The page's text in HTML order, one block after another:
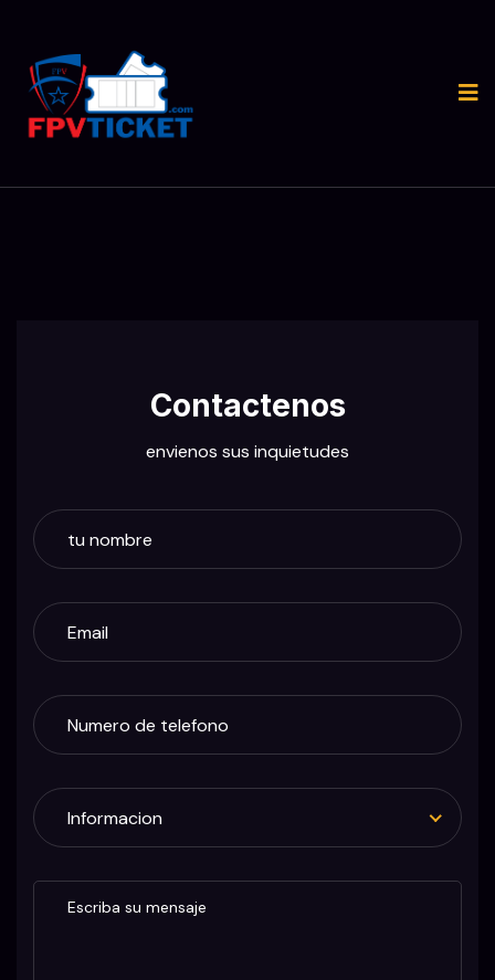
Contactenos
envienos sus inquietudes
Informacion